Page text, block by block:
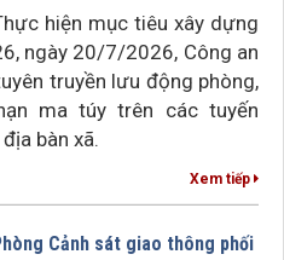
hiện mục tiêu xây dựng
ngày 20/7/2026, Công an
truyền lưu động phòng,
ma túy trên các tuyến
bàn xã.
Xem tiếp
Cảnh sát giao thông phối